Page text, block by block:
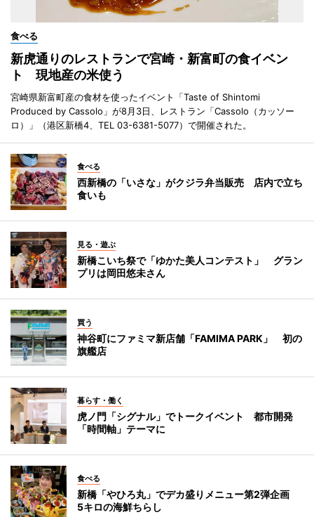
食べる
新虎通りのレストランで宮崎・新富町の食イベン
ト 現地産の米使う
宮崎県新富町産の食材を使ったイベント「Taste of Shintomi
Produced by Cassolo」が8月3日、レストラン「Cassolo（カッソー
ロ）」（港区新橋4、TEL 03-6381-5077）で開催された。
食べる
西新橋の「いさな」がクジラ弁当販売 店内で立ち
食いも
見る・遊ぶ
新橋こいち祭で「ゆかた美人コンテスト」 グラン
プリは岡田悠未さん
買う
神谷町にファミマ新店舗「FAMIMA PARK」 初の
旗艦店
暮らす・働く
虎ノ門「シグナル」でトークイベント 都市開発
「時間軸」テーマに
食べる
新橋「やひろ丸」でデカ盛りメニュー第2弾企画
5キロの海鮮ちらし